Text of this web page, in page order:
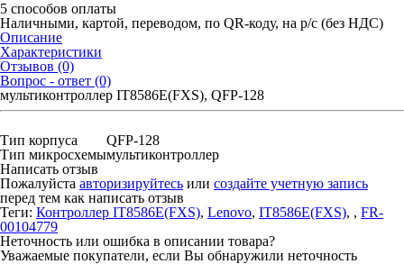
5 способов оплаты
Наличными, картой, переводом, по QR-коду, на р/с (без НДС)
Описание
Характеристики
Отзывов (0)
Вопрос - ответ (0)
мультиконтроллер IT8586E(FXS), QFP-128
Тип корпуса
QFP-128
Тип микросхемымультиконтроллер
Написать отзыв
Пожалуйста авторизируйтесь или создайте учетную запись
перед тем как написать отзыв
Теги: Контроллер IT8586E(FXS), Lenovo, IT8586E(FXS), , FR-
00104779
Неточность или ошибка в описании товара?
Уважаемые покупатели, если Вы обнаружили неточность